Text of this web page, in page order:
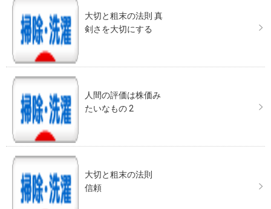
大切と粗末の法則 真
剣さを大切にする
人間の評価は株価み
たいなもの 2
大切と粗末の法則
信頼